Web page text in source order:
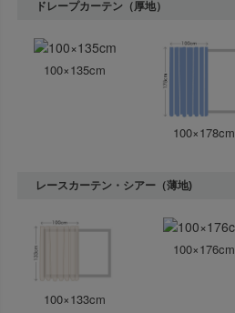
ドレープカーテン（厚地）
100×135cm
100×178cm
レースカーテン・シアー（薄地)
100×133cm
100×176cm